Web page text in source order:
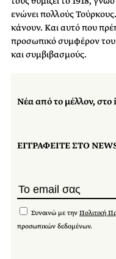
ενώνει πολλούς
κάνουν. Και αυτό που
προσωπικό συμφέρον
και συμβιβασμούς.
Νέα από το μέλλον,
ΕΓΓΡΑΦΕΙΤΕ ΣΤΟ
Συναινώ με την Πολιτική
προσωπικών δεδομένων.